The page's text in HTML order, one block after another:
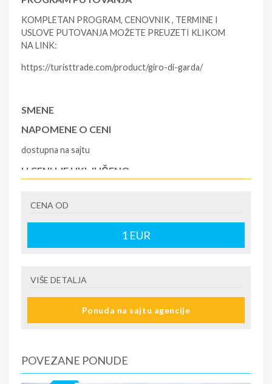
KOMPLETAN PROGRAM, CENOVNIK , TERMINE I
USLOVE PUTOVANJA MOŽETE PREUZETI KLIKOM
NA LINK:
https://turisttrade.com/product/giro-di-garda/
SMENE
NAPOMENE O CENI
dostupna na sajtu
U CENU JE UKLJUČENO
U CENU NIJE UKLJUČENO
https://turisttrade.com/product/giro-di-garda/
CENA OD
1 EUR
VIŠE DETALJA
Ponuda na sajtu agencije
POVEZANE PONUDE